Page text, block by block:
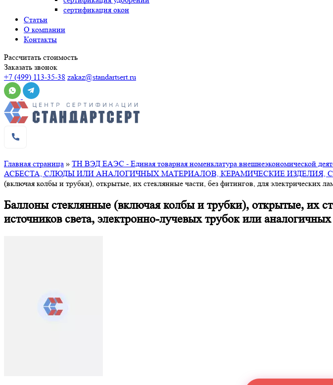
сертификация окон
Статьи
О компании
Контакты
Рассчитать стоимость
Заказать звонок
+7 (499) 113-35-38 zakaz@standartsert.ru
Главная страница » ТН ВЭД ЕАЭС - Единая товарная номенклатура внешнеэкономической
АСБЕСТА, СЛЮДЫ ИЛИ АНАЛОГИЧНЫХ МАТЕРИАЛОВ, КЕРАМИЧЕСКИЕ ИЗДЕЛИЯ,
(включая колбы и трубки), открытые, их стеклянные части, без фитингов, для электрических
Баллоны стеклянные (включая колбы и трубки), открытые, их
источников света, электронно-лучевых трубок или